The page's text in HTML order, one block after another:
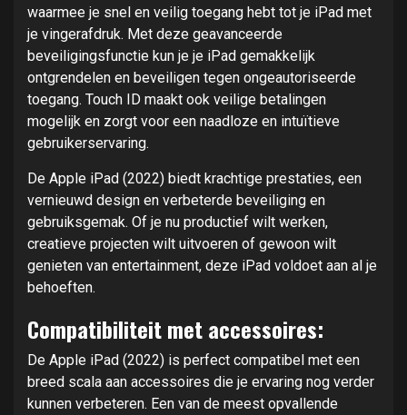
waarmee je snel en veilig toegang hebt tot je iPad met
je vingerafdruk. Met deze geavanceerde
beveiligingsfunctie kun je je iPad gemakkelijk
ontgrendelen en beveiligen tegen ongeautoriseerde
toegang. Touch ID maakt ook veilige betalingen
mogelijk en zorgt voor een naadloze en intuïtieve
gebruikerservaring.
De Apple iPad (2022) biedt krachtige prestaties, een
vernieuwd design en verbeterde beveiliging en
gebruiksgemak. Of je nu productief wilt werken,
creatieve projecten wilt uitvoeren of gewoon wilt
genieten van entertainment, deze iPad voldoet aan al je
behoeften.
Compatibiliteit met accessoires:
De Apple iPad (2022) is perfect compatibel met een
breed scala aan accessoires die je ervaring nog verder
kunnen verbeteren. Een van de meest opvallende